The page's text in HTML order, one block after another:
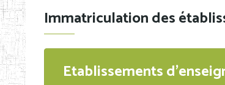
Immatriculation des
Etablissements